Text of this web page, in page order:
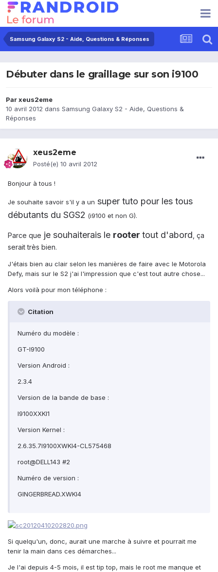
Samsung Galaxy S2 - Aide, Questions & Réponses
Débuter dans le graillage sur son i9100
Parxeus2eme
10 avril 2012 dans Samsung Galaxy S2 - Aide, Questions &
Réponses
xeus2eme
Posté(e) 10 avril 2012
Bonjour à tous !
Je souhaite savoir s'il y a un super tuto pour les tous
débutants du SGS2 (i9100 et non G).
Parce que je souhaiterais le rooter tout d'abord , ça
serait très bien.
J'étais bien au clair selon les manières de faire avec le Motorola
Defy, mais sur le S2 j'ai l'impression que c'est tout autre chose...
Alors voilà pour mon téléphone :
Citation
Numéro du modèle :
GT-I9100
Version Android :
2.3.4
Version de la bande de base :
I9100XXKI1
Version Kernel :
2.6.35.7I9100XWKI4-CL575468
root@DELL143 #2
Numéro de version :
GINGERBREAD.XWKI4
Si quelqu'un, donc, aurait une marche à suivre et pourrait me
tenir la main dans ces démarches...
Je l'ai depuis 4-5 mois, il est tip top, mais le root me manque et